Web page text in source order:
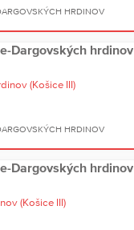
HRDINOV
Dargovských hrdinov
(Košice III)
HRDINOV
Dargovských hrdinov
(Košice III)